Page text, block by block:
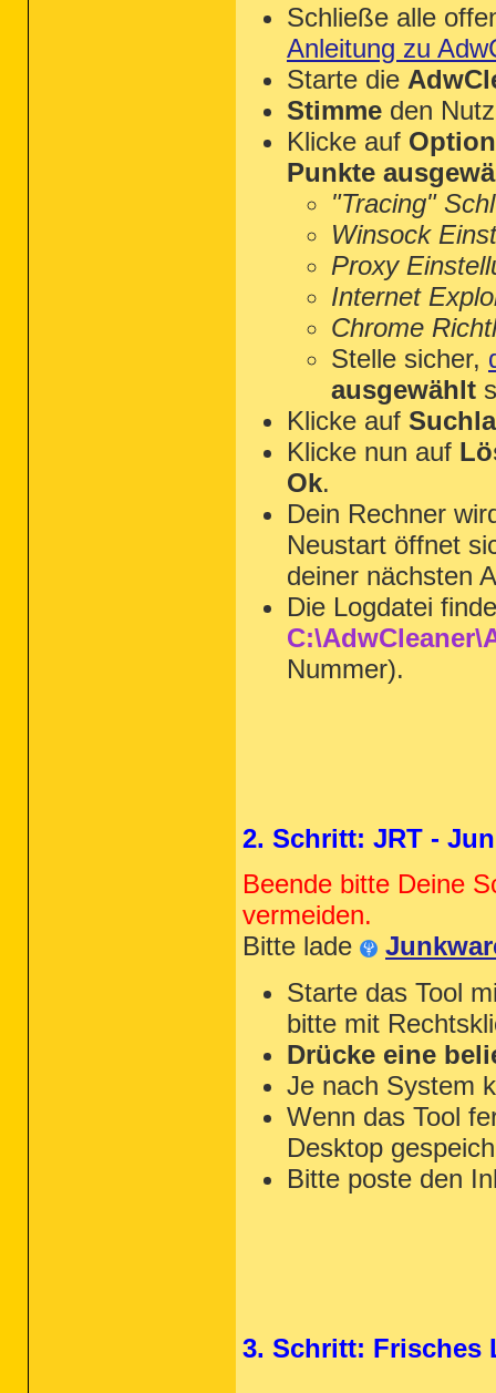
Schließe alle
Anleitung zu
Starte die
Stimme den
Klicke auf
Punkte
"Tracing"
Winsock
Proxy
Internet
Chrome
Stelle sicher,
ausgewählt
Klicke auf
Klicke nun auf
Ok.
Dein Rechner
Neustart öffnet
deiner nächsten
Die Logdatei
Nummer).
2. Schritt: JRT -
Beende bitte Deine
vermeiden.
Bitte lade
Starte das Tool
bitte mit
Drücke eine
Je nach System
Wenn das Tool
Desktop
Bitte poste den
3. Schritt: Frisches